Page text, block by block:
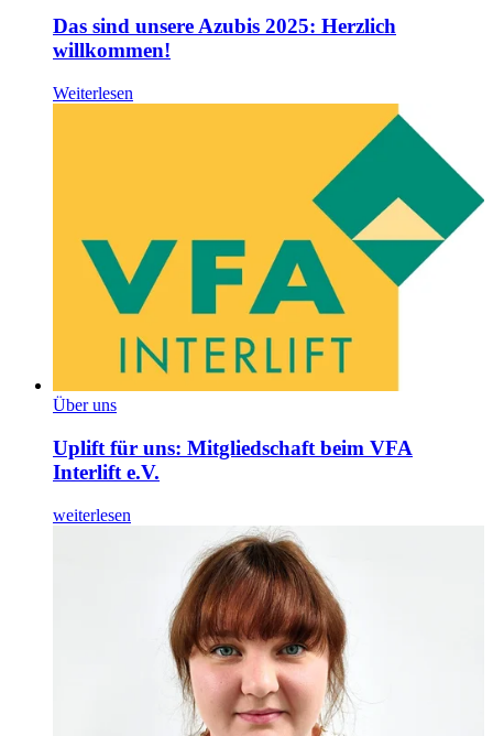
Das sind unsere Azubis 2025: Herzlich
willkommen!
Weiterlesen
Über uns
Uplift für uns: Mitgliedschaft beim VFA
Interlift e.V.
weiterlesen